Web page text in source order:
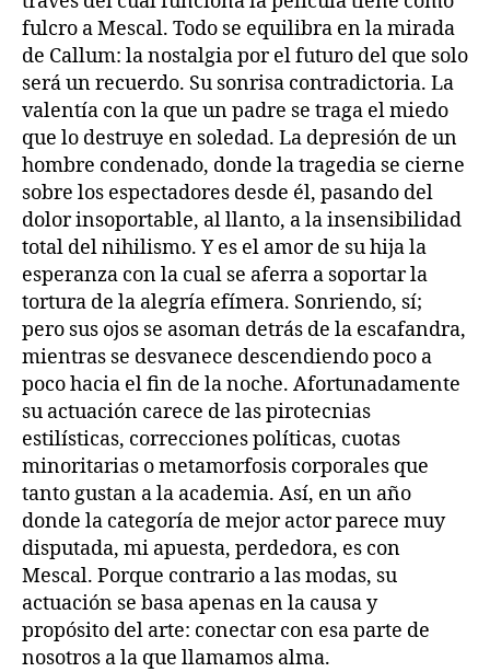
fulcro a Mescal. Todo se equilibra en la mirada
de Callum: la nostalgia por el futuro del que solo
será un recuerdo. Su sonrisa contradictoria. La
valentía con la que un padre se traga el miedo
que lo destruye en soledad. La depresión de un
hombre condenado, donde la tragedia se cierne
sobre los espectadores desde él, pasando del
dolor insoportable, al llanto, a la insensibilidad
total del nihilismo. Y es el amor de su hija la
esperanza con la cual se aferra a soportar la
tortura de la alegría efímera. Sonriendo, sí;
pero sus ojos se asoman detrás de la escafandra,
mientras se desvanece descendiendo poco a
poco hacia el fin de la noche. Afortunadamente
su actuación carece de las pirotecnias
estilísticas, correcciones políticas, cuotas
minoritarias o metamorfosis corporales que
tanto gustan a la academia. Así, en un año
donde la categoría de mejor actor parece muy
disputada, mi apuesta, perdedora, es con
Mescal. Porque contrario a las modas, su
actuación se basa apenas en la causa y
propósito del arte: conectar con esa parte de
nosotros a la que llamamos alma.